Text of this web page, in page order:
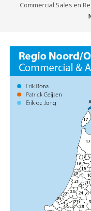
Commercial Sales en